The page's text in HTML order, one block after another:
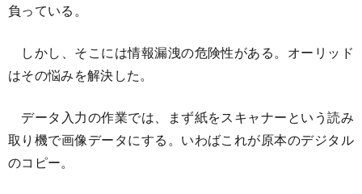
負っている。
しかし、そこには情報漏洩の危険性がある。オーリッド
はその悩みを解決した。
データ入力の作業では、まず紙をスキャナーという読み
取り機で画像データにする。いわばこれが原本のデジタル
のコピー。